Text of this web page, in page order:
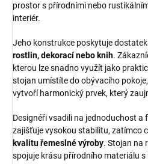
prostor s přírodními nebo
interiér.
Jeho konstrukce poskytuje
rostlin, dekorací nebo knih.
kterou lze snadno využít jako
stojan umístíte do obývacího
vytvoří harmonický prvek, který
Designéři vsadili na jednoduchost a
zajišťuje vysokou stabilitu, zatímco
kvalitu řemeslné výroby. Stojan na
spojuje krásu přírodního materiálu